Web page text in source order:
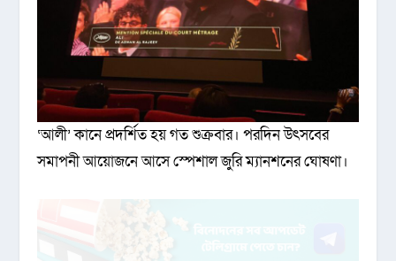
‘আলী’ কানে প্রদর্শিত হয় গত শুক্রবার। পরদিন উৎসবের
সমাপনী আয়োজনে আসে স্পেশাল জুরি ম্যানশনের ঘোষণা।